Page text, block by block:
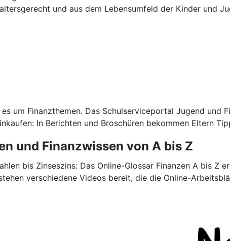
und aus dem Lebensumfeld der Kinder und
um Finanzthemen. Das Schulserviceportal Jugend
In Berichten und Broschüren bekommen Eltern
und Finanzwissen von A bis Z
bis Zinseszins: Das Online-Glossar Finanzen A bis
verschiedene Videos bereit, die die Online-